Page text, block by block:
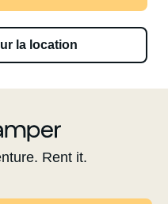
la location
Rent it.